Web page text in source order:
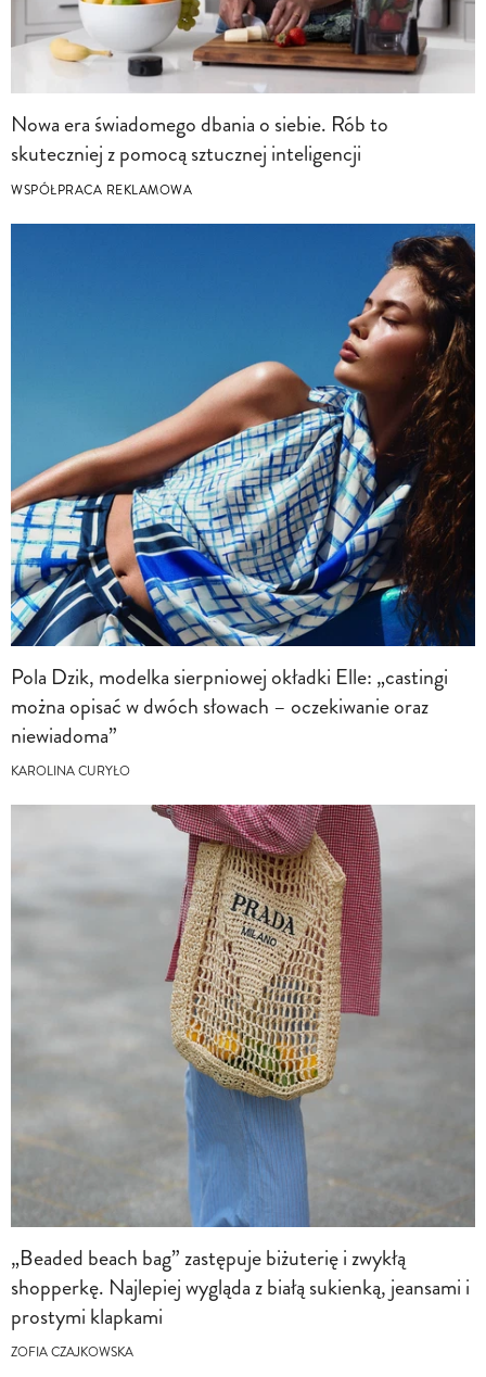
Nowa era świadomego dbania o siebie. Rób to
skuteczniej z pomocą sztucznej inteligencji
WSPÓŁPRACA REKLAMOWA
Pola Dzik, modelka sierpniowej okładki Elle: „castingi
można opisać w dwóch słowach – oczekiwanie oraz
niewiadoma”
KAROLINA CURYŁO
„Beaded beach bag” zastępuje biżuterię i zwykłą
shopperkę. Najlepiej wygląda z białą sukienką, jeansami i
prostymi klapkami
ZOFIA CZAJKOWSKA